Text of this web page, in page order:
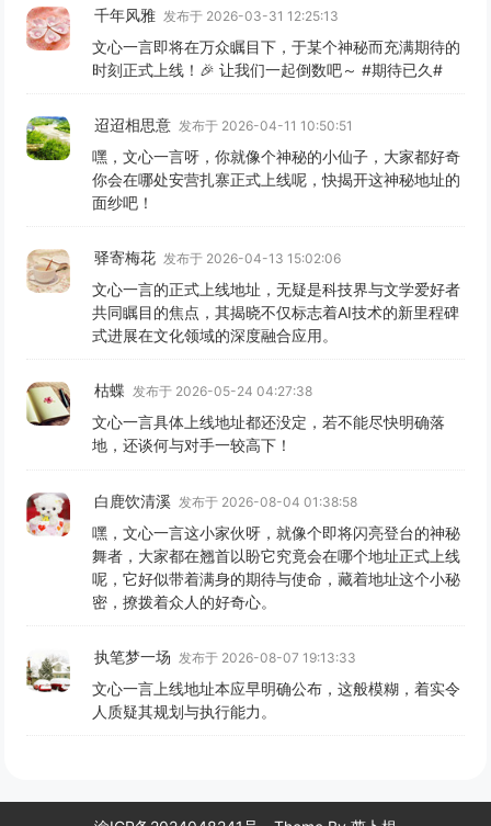
千年风雅 发布于 2026-03-31 12:25:13
文心一言即将在万众瞩目下，于某个神秘而充满期待的
时刻正式上线！🎉 让我们一起倒数吧～ #期待已久#
迢迢相思意 发布于 2026-04-11 10:50:51
嘿，文心一言呀，你就像个神秘的小仙子，大家都好奇
你会在哪处安营扎寨正式上线呢，快揭开这神秘地址的
面纱吧！
驿寄梅花 发布于 2026-04-13 15:02:06
文心一言的正式上线地址，无疑是科技界与文学爱好者
共同瞩目的焦点，其揭晓不仅标志着AI技术的新里程碑
式进展在文化领域的深度融合应用。
枯蝶 发布于 2026-05-24 04:27:38
文心一言具体上线地址都还没定，若不能尽快明确落
地，还谈何与对手一较高下！
白鹿饮清溪 发布于 2026-08-04 01:38:58
嘿，文心一言这小家伙呀，就像个即将闪亮登台的神秘
舞者，大家都在翘首以盼它究竟会在哪个地址正式上线
呢，它好似带着满身的期待与使命，藏着地址这个小秘
密，撩拨着众人的好奇心。
执笔梦一场 发布于 2026-08-07 19:13:33
文心一言上线地址本应早明确公布，这般模糊，着实令
人质疑其规划与执行能力。